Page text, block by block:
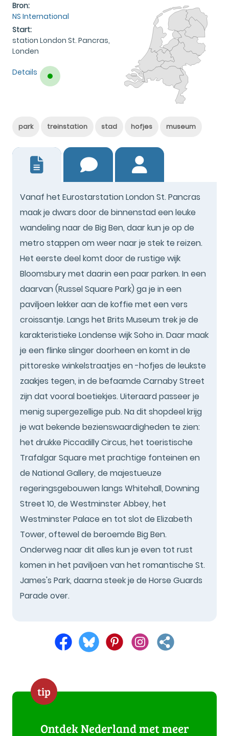
Bron:
NS International
Start:
station London St. Pancras,
Londen
Details
park treinstation stad hofjes museum
Vanaf het Eurostarstation London St. Pancras
maak je dwars door de binnenstad een leuke
wandeling naar de Big Ben, daar kun je op de
metro stappen om weer naar je stek te reizen.
Het eerste deel komt door de rustige wijk
Bloomsbury met daarin een paar parken. In een
daarvan (Russel Square Park) ga je in een
paviljoen lekker aan de koffie met een vers
croissantje. Langs het Brits Museum trek je de
karakteristieke Londense wijk Soho in. Daar maak
je een flinke slinger doorheen en komt in de
pittoreske winkelstraatjes en -hofjes de leukste
zaakjes tegen, in de befaamde Carnaby Street
zijn dat vooral boetiekjes. Uiteraard passeer je
menig supergezellige pub. Na dit shopdeel krijg
je wat bekende bezienswaardigheden te zien:
het drukke Piccadilly Circus, het toeristische
Trafalgar Square met prachtige fonteinen en
de National Gallery, de majestueuze
regeringsgebouwen langs Whitehall, Downing
Street 10, de Westminster Abbey, het
Westminster Palace en tot slot de Elizabeth
Tower, oftewel de beroemde Big Ben.
Onderweg naar dit alles kun je even tot rust
komen in het paviljoen van het romantische St.
James's Park, daarna steek je de Horse Guards
Parade over.
tip
Ontdek Nederland met meer